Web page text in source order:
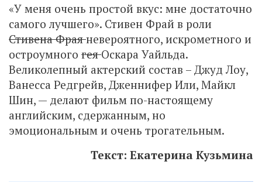
«У меня очень простой вкус: мне достаточно
самого лучшего». Стивен Фрай в роли
Стивена Фраяневероятного, искрометного и
остроумного геяОскара Уайльда.
Великолепный актерский состав – Джуд Лоу,
Ванесса Редгрейв, Дженнифер Или, Майкл
Шин, — делают фильм по-настоящему
английским, сдержанным, но
эмоциональным и очень трогательным.
Текст: Екатерина Кузьмина